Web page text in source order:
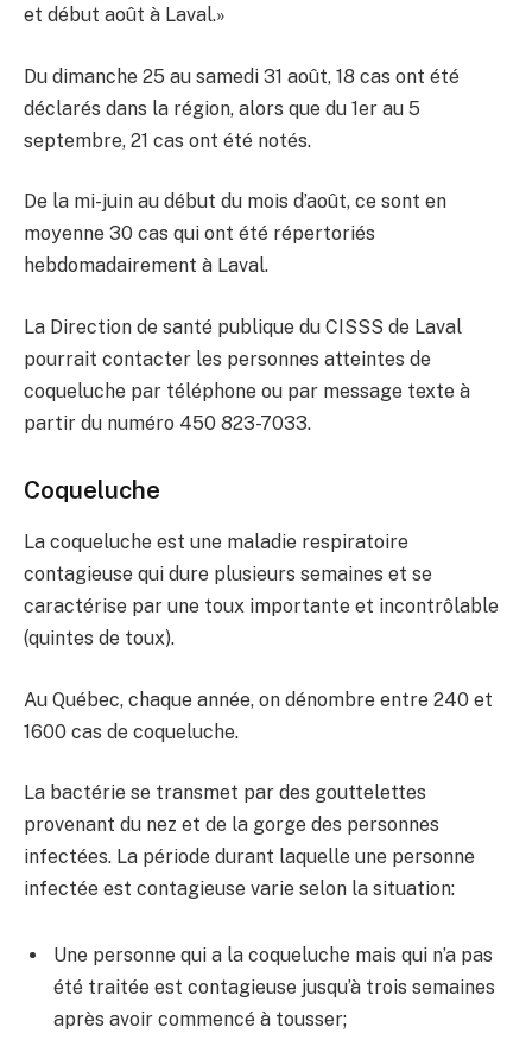
et début août à Laval.»
Du dimanche 25 au samedi 31 août, 18 cas ont été
déclarés dans la région, alors que du 1er au 5
septembre, 21 cas ont été notés.
De la mi-juin au début du mois d’août, ce sont en
moyenne 30 cas qui ont été répertoriés
hebdomadairement à Laval.
La Direction de santé publique du CISSS de Laval
pourrait contacter les personnes atteintes de
coqueluche par téléphone ou par message texte à
partir du numéro 450 823-7033.
Coqueluche
La coqueluche est une maladie respiratoire
contagieuse qui dure plusieurs semaines et se
caractérise par une toux importante et incontrôlable
(quintes de toux).
Au Québec, chaque année, on dénombre entre 240 et
1600 cas de coqueluche.
La bactérie se transmet par des gouttelettes
provenant du nez et de la gorge des personnes
infectées. La période durant laquelle une personne
infectée est contagieuse varie selon la situation:
Une personne qui a la coqueluche mais qui n’a pas
été traitée est contagieuse jusqu’à trois semaines
après avoir commencé à tousser;